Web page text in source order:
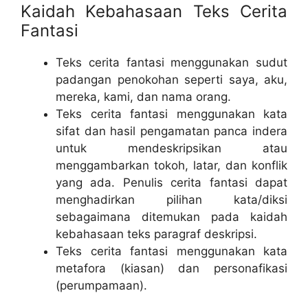
Kaidah Kebahasaan Teks Cerita
Fantasi
Teks cerita fantasi menggunakan sudut
padangan penokohan seperti saya, aku,
mereka, kami, dan nama orang.
Teks cerita fantasi menggunakan kata
sifat dan hasil pengamatan panca indera
untuk mendeskripsikan atau
menggambarkan tokoh, latar, dan konflik
yang ada. Penulis cerita fantasi dapat
menghadirkan pilihan kata/diksi
sebagaimana ditemukan pada kaidah
kebahasaan teks paragraf deskripsi.
Teks cerita fantasi menggunakan kata
metafora (kiasan) dan personafikasi
(perumpamaan).